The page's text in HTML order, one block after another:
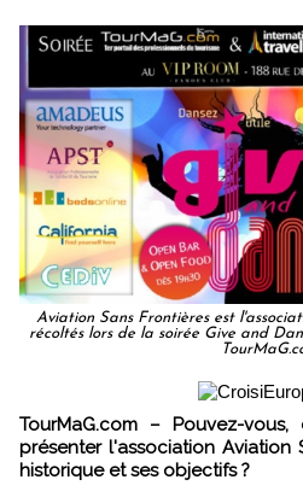
Aviation Sans Frontières est
récoltés lors de la soirée Give and
TourMaG.com – Pouvez-vous, dans un premier temps,
présenter l'association Aviation
historique et ses objectifs ?